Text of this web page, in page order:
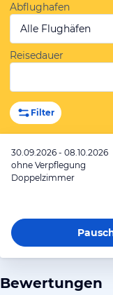
Abflughafen
Alle Flughäfen
Reisedauer
Filter
30.09.2026 - 08.10.2026
ohne Verpflegung
Doppelzimmer
Bewertungen